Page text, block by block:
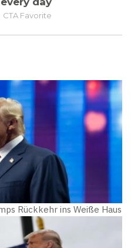
Rückkehr ins Weiße Haus